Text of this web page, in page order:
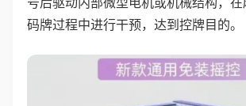
码牌过程中进行干预，达到控牌目的。